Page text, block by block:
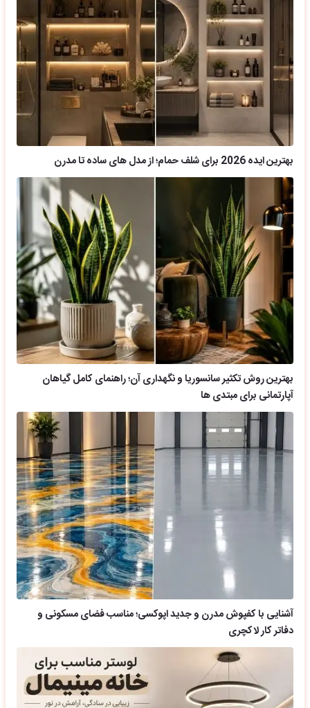
بهترین ایده 2026 برای شلف حمام؛ از مدل های ساده تا مدرن
بهترین روش تکثیر سانسوریا و نگهداری آن؛ راهنمای کامل گیاهان
آپارتمانی برای مبتدی ها
آشنایی با کفپوش مدرن و جدید اپوکسی؛ مناسب فضای مسکونی و
دفاتر کار لاکچری